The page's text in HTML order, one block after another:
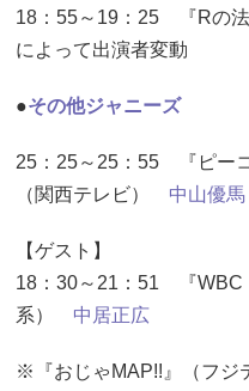
18：55～19：25 『Rの
によって出演者変動
●その他ジャニーズ
25：25～25：55 『ピー
（関西テレビ） 中山優馬
【ゲスト】
18：30～21：51 『WBC
系） 中居正広
※『おじゃMAP!!』（フジ